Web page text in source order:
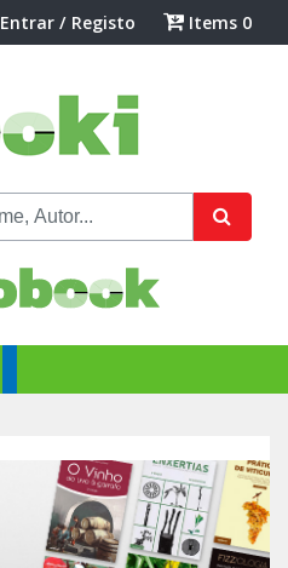
Entrar / Registo Items 0